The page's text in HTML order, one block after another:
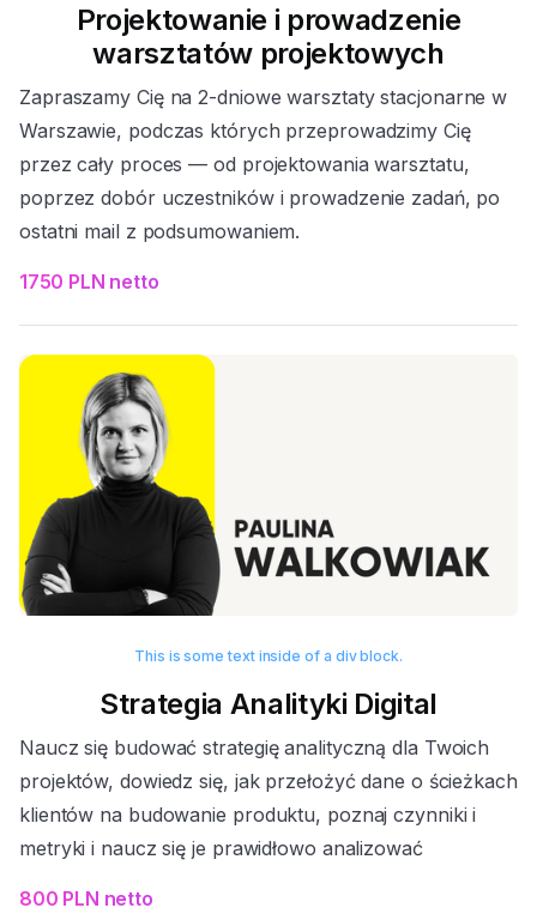
Projektowanie i prowadzenie
warsztatów projektowych
Zapraszamy Cię na 2-dniowe warsztaty stacjonarne w
Warszawie, podczas których przeprowadzimy Cię
przez cały proces — od projektowania warsztatu,
poprzez dobór uczestników i prowadzenie zadań, po
ostatni mail z podsumowaniem.
1750 PLN netto
Strategia Analityki Digital
Naucz się budować strategię analityczną dla Twoich
projektów, dowiedz się, jak przełożyć dane o ścieżkach
klientów na budowanie produktu, poznaj czynniki i
metryki i naucz się je prawidłowo analizować
This is some text inside of a div block.
800 PLN netto